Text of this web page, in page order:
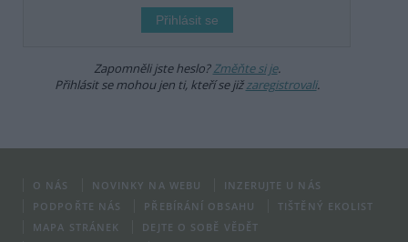
Zapomněli jste heslo?Změňte si je.
Přihlásit se mohou jen ti, kteří se jižzaregistrovali.
O NÁS NOVINKY NA WEBU
INZERUJTE U NÁS
PODPOŘTE NÁS
PŘEBÍRÁNÍ OBSAHU
TIŠTĚNÝ EKOLIST
MAPA STRÁNEK
DEJTE O SOBĚ VĚDĚT